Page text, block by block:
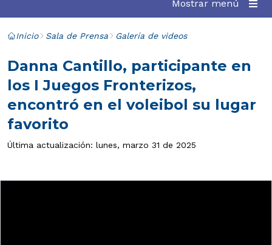
Mostrar menú
Inicio Sala de Prensa Galería de videos
Danna Cantillo, participante en
los I Juegos Fronterizos,
encontró en el voleibol su lugar
favorito
Última actualización: lunes, marzo 31 de 2025